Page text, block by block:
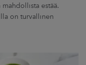
estää.
on turvallinen